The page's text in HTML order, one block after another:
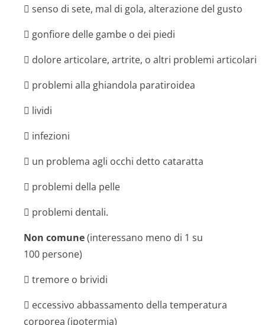
 senso di sete, mal di gola, alterazione del gusto
 gonfiore delle gambe o dei piedi
 dolore articolare, artrite, o altri problemi articolari
 problemi alla ghiandola paratiroidea
 lividi
 infezioni
 un problema agli occhi detto cataratta
 problemi della pelle
 problemi dentali.
Non comune(interessano meno di 1 su
100 persone)
 tremore o brividi
 eccessivo abbassamento della temperatura
corporea (ipotermia)